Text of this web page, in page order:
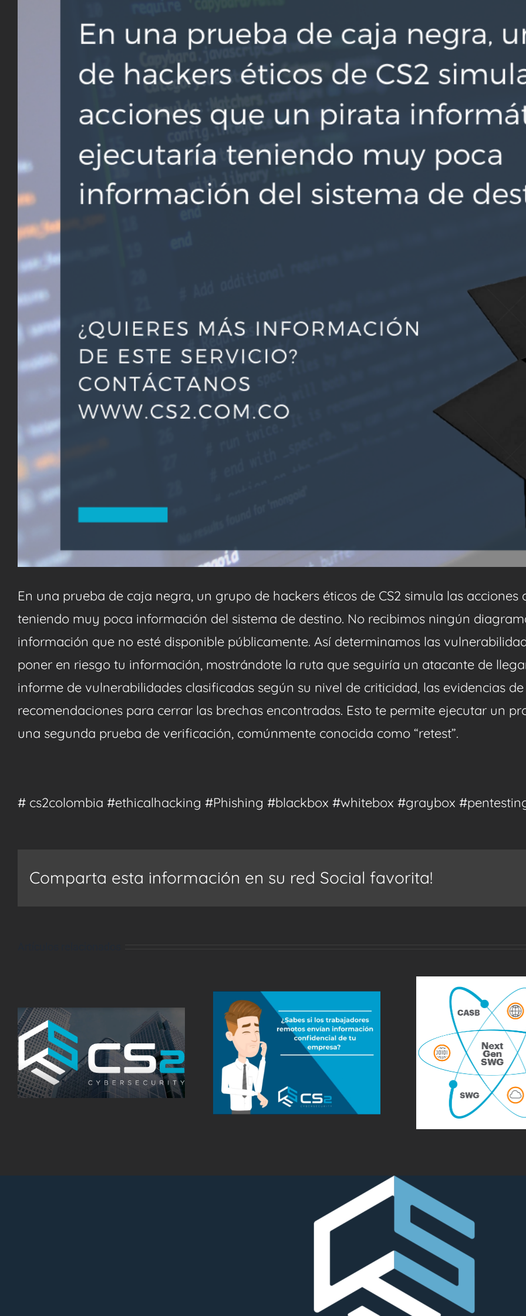
En una prueba de caja negra, un grupo de hackers éticos de CS2 simula las
teniendo muy poca información del sistema de destino. No recibimos ningún
información que no esté disponible públicamente. Así determinamos las
poner en riesgo tu información, mostrándote la ruta que seguiría un atacante de
informe de vulnerabilidades clasificadas según su nivel de criticidad, las evidencias
recomendaciones para cerrar las brechas encontradas. Esto te permite ejecutar un
una segunda prueba de verificación, comúnmente conocida como “retest”.
# cs2colombia #ethicalhacking #Phishing #blackbox #whitebox #graybox
Comparta esta información en su red Social favorita!